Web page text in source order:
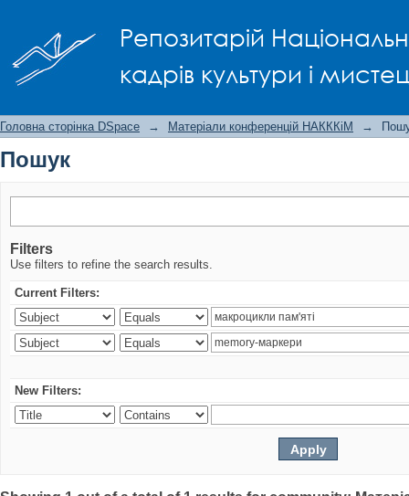
Репозитарій
кадрів культури і
Головна сторінка DSpace → Матеріали конференцій НАКККіМ →
Пошук
Filters
Use filters to refine the search results.
Current Filters:
New Filters: